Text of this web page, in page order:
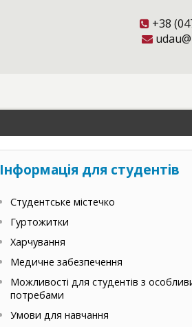
+38
Інформація для студентів
Студентське містечко
Гуртожитки
Харчування
Медичне забезпечення
Можливості для студентів з
потребами
Умови для навчання